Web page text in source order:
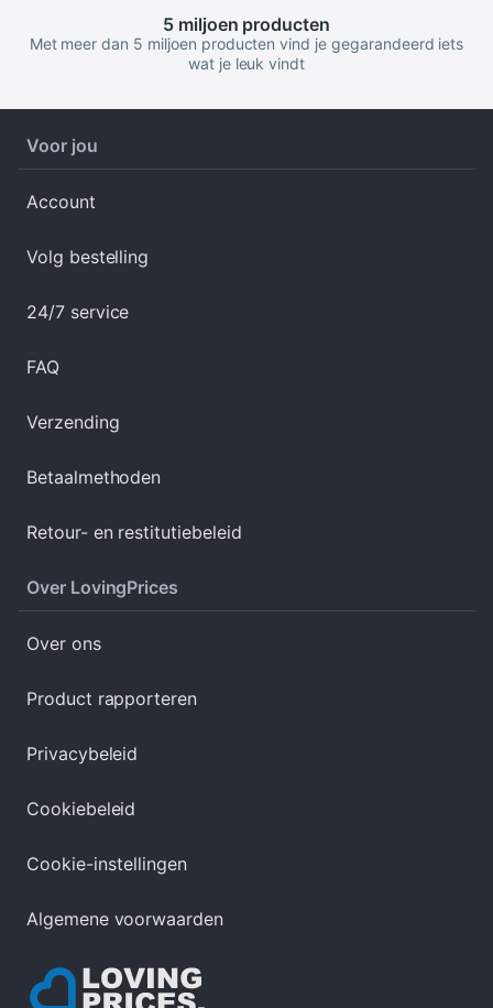
5 miljoen producten
Met meer dan 5 miljoen producten vind je gegarandeerd iets
wat je leuk vindt
Voor jou
Account
Volg bestelling
24/7 service
FAQ
Verzending
Betaalmethoden
Retour- en restitutiebeleid
Over LovingPrices
Over ons
Product rapporteren
Privacybeleid
Cookiebeleid
Cookie-instellingen
Algemene voorwaarden